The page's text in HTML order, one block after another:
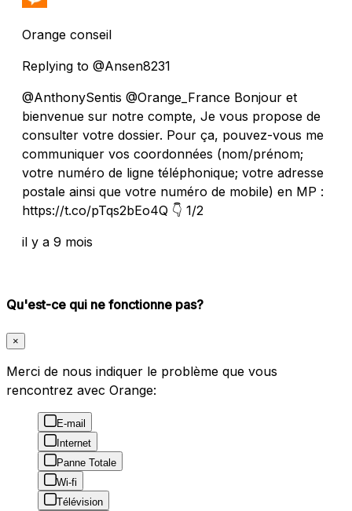
Orange conseil
Replying to @Ansen8231
@AnthonySentis @Orange_France Bonjour et
bienvenue sur notre compte, Je vous propose de
consulter votre dossier. Pour ça, pouvez-vous me
communiquer vos coordonnées (nom/prénom;
votre numéro de ligne téléphonique; votre adresse
postale ainsi que votre numéro de mobile) en MP :
https://t.co/pTqs2bEo4Q 👇 1/2
il y a 9 mois
Qu'est-ce qui ne fonctionne pas?
×
Merci de nous indiquer le problème que vous
rencontrez avec Orange:
E-mail
Internet
Panne Totale
Wi-fi
Télévision